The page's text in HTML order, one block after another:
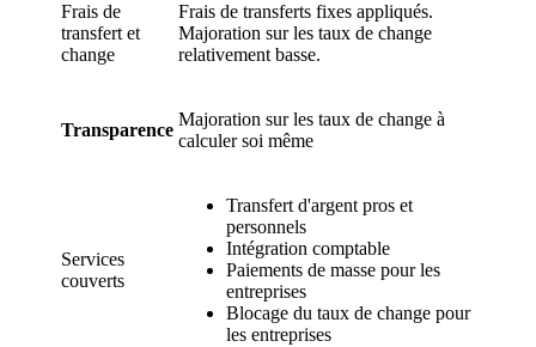
Frais de
transfert et
change
Frais de transferts fixes appliqués.
Majoration sur les taux de change
relativement basse.
Transparence
Majoration sur les taux de change à
calculer soi même
Services
couverts
Transfert d'argent pros et
personnels
Intégration comptable
Paiements de masse pour les
entreprises
Blocage du taux de change pour
les entreprises